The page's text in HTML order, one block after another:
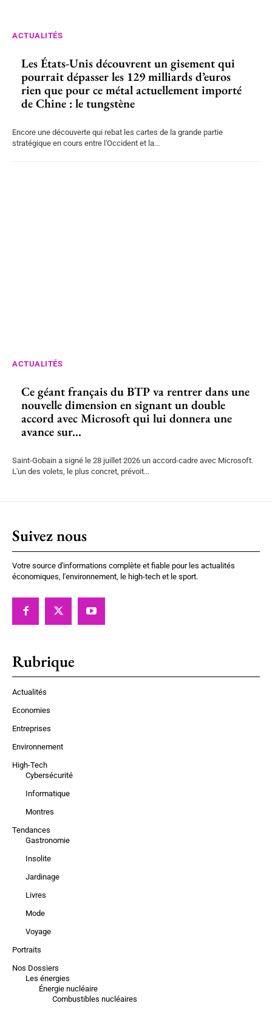
ACTUALITÉS
Les États-Unis découvrent un gisement qui
pourrait dépasser les 129 milliards d’euros
rien que pour ce métal actuellement importé
de Chine : le tungstène
Encore une découverte qui rebat les cartes de la grande partie
stratégique en cours entre l'Occident et la...
ACTUALITÉS
Ce géant français du BTP va rentrer dans une
nouvelle dimension en signant un double
accord avec Microsoft qui lui donnera une
avance sur...
Saint-Gobain a signé le 28 juillet 2026 un accord-cadre avec Microsoft.
L'un des volets, le plus concret, prévoit...
Suivez nous
Votre source d'informations complète et fiable pour les actualités
économiques, l'environnement, le high-tech et le sport.
Rubrique
Actualités
Economies
Entreprises
Environnement
High-Tech
Cybersécurité
Informatique
Montres
Tendances
Gastronomie
Insolite
Jardinage
Livres
Mode
Voyage
Portraits
Nos Dossiers
Les énergies
Énergie nucléaire
Combustibles nucléaires